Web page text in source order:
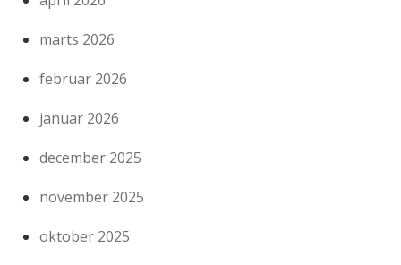
marts 2026
februar 2026
januar 2026
december 2025
november 2025
oktober 2025